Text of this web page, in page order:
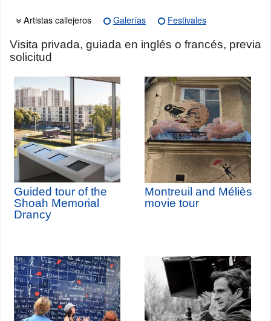
Artistas callejeros Galerías
Festivales
Visita privada, guiada en inglés o francés, previa
solicitud
Guided tour of the
Shoah Memorial
Drancy
Montreuil and Méliès
movie tour